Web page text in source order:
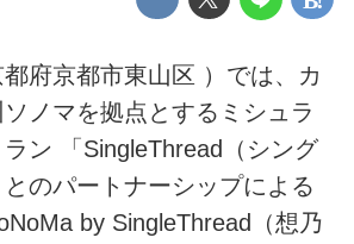
府京都市東山区 ）では、カ
ノマを拠点とするミシュラ
ン 「SingleThread（シング
のパートナーシップによる
by SingleThread（想乃